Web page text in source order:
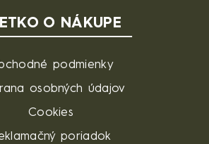
O NÁKUPE
podmienky
osobných údajov
Cookies
poriadok